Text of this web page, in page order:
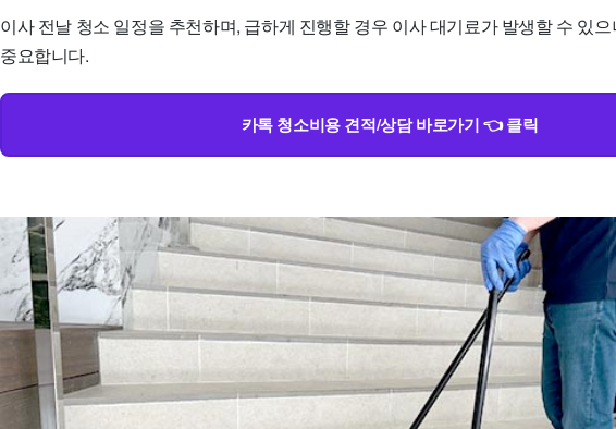
이사 전날 청소 일정을 추천하며, 급하게 진행할 경우 이사 대기료가 발생할 수 있
중요합니다.
카톡 청소비용 견적/상담 바로가기 👈 클릭